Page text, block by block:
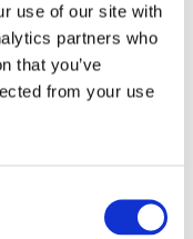
use of our site with
partners who
that you’ve
from your use